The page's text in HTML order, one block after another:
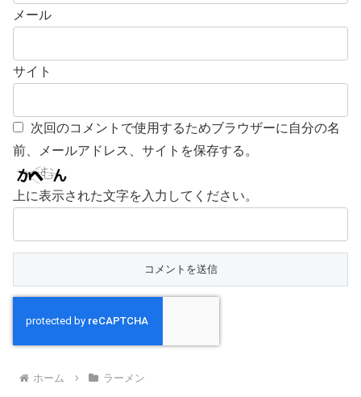
メール
サイト
次回のコメントで使用するためブラウザーに自分の名
前、メールアドレス、サイトを保存する。
上に表示された文字を入力してください。
ホーム ラーメン